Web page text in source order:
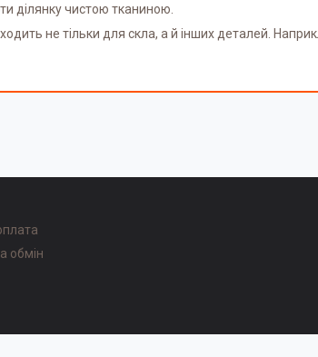
ділянку чистою тканиною.
не тільки для скла, а й інших деталей.
обмін